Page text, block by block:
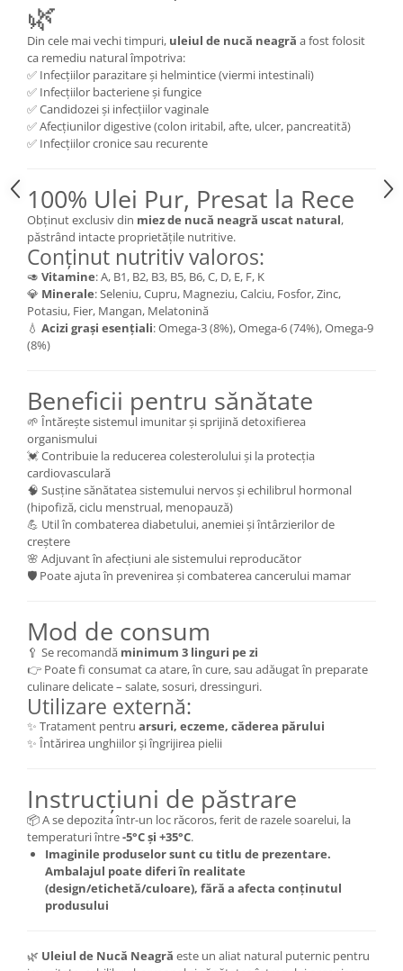
🌿
Din cele mai vechi timpuri, uleiul de nucă neagră a fost folosit
ca remediu natural împotriva:
✅ Infecțiilor parazitare și helmintice (viermi intestinali)
✅ Infecțiilor bacteriene și fungice
✅ Candidozei și infecțiilor vaginale
✅ Afecțiunilor digestive (colon iritabil, afte, ulcer, pancreatită)
✅ Infecțiilor cronice sau recurente
100% Ulei Pur, Presat la Rece
Obținut exclusiv din miez de nucă neagră uscat natural,
păstrând intacte proprietățile nutritive.
Conținut nutritiv valoros:
🥑 Vitamine: A, B1, B2, B3, B5, B6, C, D, E, F, K
💎 Minerale: Seleniu, Cupru, Magneziu, Calciu, Fosfor, Zinc,
Potasiu, Fier, Mangan, Melatonină
💧 Acizi grași esențiali: Omega-3 (8%), Omega-6 (74%), Omega-9
(8%)
Beneficii pentru sănătate
🌱 Întărește sistemul imunitar și sprijină detoxifierea
organismului
💓 Contribuie la reducerea colesterolului și la protecția
cardiovasculară
🧠 Susține sănătatea sistemului nervos și echilibrul hormonal
(hipofiză, ciclu menstrual, menopauză)
💪 Util în combaterea diabetului, anemiei și întârzierilor de
creștere
🌸 Adjuvant în afecțiuni ale sistemului reproducător
🛡 Poate ajuta în prevenirea și combaterea cancerului mamar
Mod de consum
🥄 Se recomandă minimum 3 linguri pe zi
👉 Poate fi consumat ca atare, în cure, sau adăugat în preparate
culinare delicate – salate, sosuri, dressinguri.
Utilizare externă:
✨ Tratament pentru arsuri, eczeme, căderea părului
✨ Întărirea unghiilor și îngrijirea pielii
Instrucțiuni de păstrare
📦 A se depozita într-un loc răcoros, ferit de razele soarelui, la
temperaturi între-5°C și +35°C.
Imaginile produselor sunt cu titlu de prezentare.
Ambalajul poate diferi în realitate
(design/etichetă/culoare), fără a afecta conținutul
produsului
🌿 Uleiul de Nucă Neagră este un aliat natural puternic pentru